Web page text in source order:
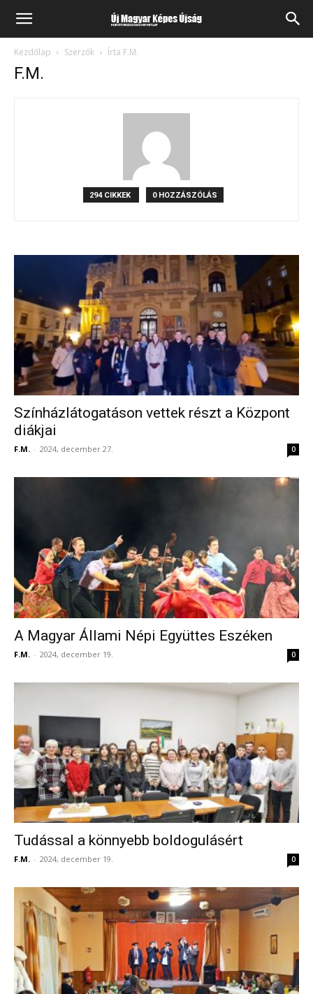
Kezdőlap Szerzők Írta F.M.
F.M.
294 CIKKEK 0 HOZZÁSZÓLÁS
Színházlátogatáson vettek részt a Központ
diákjai
F.M. - 2024, december 27. 0
A Magyar Állami Népi Együttes Eszéken
F.M. - 2024, december 19. 0
Tudással a könnyebb boldogulásért
F.M. - 2024, december 19. 0